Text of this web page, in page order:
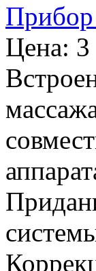
Прибор
Цена: